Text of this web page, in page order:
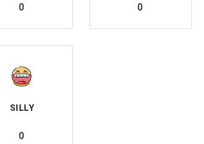
0 0
SILLY
0